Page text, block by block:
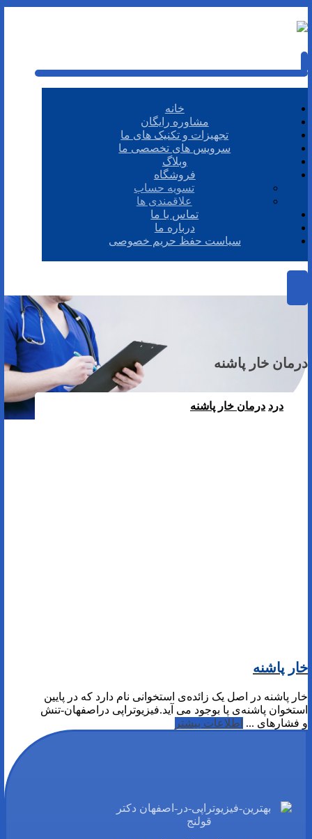
خانه
مشاوره رایگان
تجهیزات و تکنیک های ما
سرویس های تخصصی ما
وبلاگ
فروشگاه
تسویه حساب
علاقمندی ها
تماس با ما
درباره ما
سیاست حفظ حریم خصوصی
درمان خار پاشنه
درد درمان خار پاشنه
خار پاشنه
خار پاشنه در اصل یک زائده‌ی استخوانی نام دارد که در پایین
استخوان پاشنه‌ی پا بوجود می آید.فیزیوتراپی دراصفهان-تنش
و فشار‌های ... اطلاعات بیشتر